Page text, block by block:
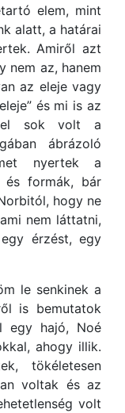
elem, mint
alatt, a határai
Amiről azt
nem az, hanem
az eleje vagy
és mi is az
sok volt a
ábrázoló
nyertek a
és formák, bár
hogy ne
nem láttatni,
érzést, egy
le senkinek a
is bemutatok
egy hajó, Noé
ahogy illik.
tökéletesen
voltak és az
volt